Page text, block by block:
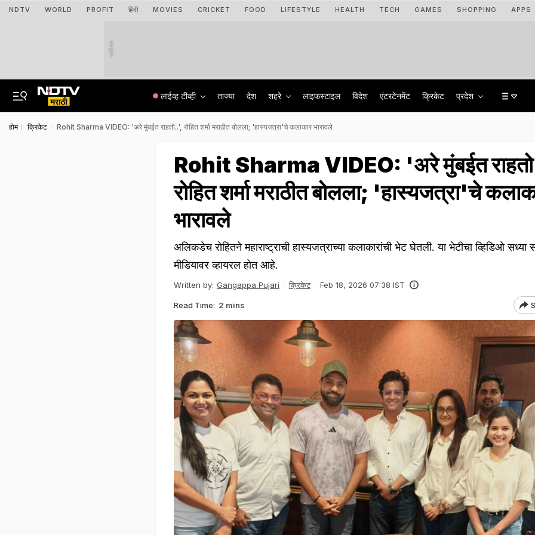
NDTV WORLD PROFIT हिंदी MOVIES CRICKET FOOD LIFESTYLE HEALTH TECH GAMES SHOPPING APPS
जाहिरात
लाईव्ह टीव्ही ताज्या देश शहरे लाइफस्टाइल विदेश एंटरटेनमेंट क्रिकेट प्रदेश
होम क्रिकेट Rohit Sharma VIDEO: 'अरे मुंबईत राहतो..', रोहित शर्मा मराठीत बोलला; 'हास्यजत्रा'चे कलाकार भारावले
Rohit Sharma VIDEO: 'अरे मुंबईत
रोहित शर्मा मराठीत बोलला; 'हास्यजत्रा'चे
भारावले
अलिकडेच रोहितने महाराष्ट्राची हास्यजत्राच्या कलाकारांची भेट घेतली. या भेटीचा व्हिडिओ सध्या
मीडियावर व्हायरल होत आहे.
Written by: Gangappa Pujari क्रिकेट Feb 18, 2026 07:38 IST
Read Time: 2 mins